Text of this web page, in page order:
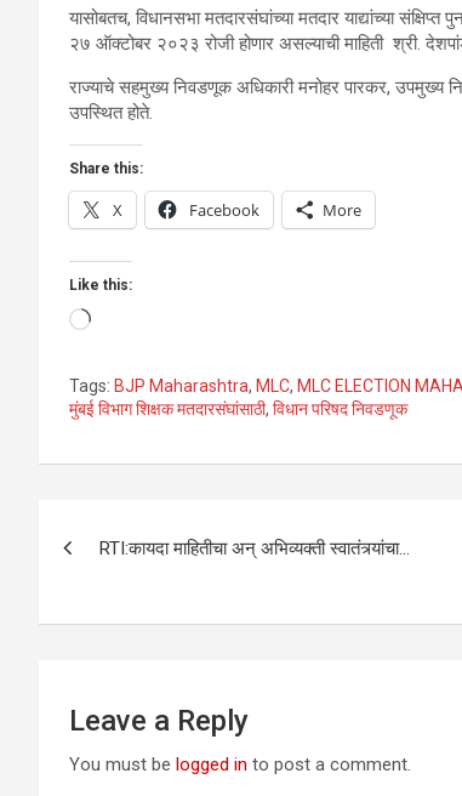
यासोबतच, विधानसभा मतदारसंघांच्या मतदार याद्यांच्या
२७ ऑक्टोबर २०२३ रोजी होणार असल्याची माहिती श्री. देशपांडे
राज्याचे सहमुख्य निवडणूक अधिकारी मनोहर पारकर, उपमुख्य
उपस्थित होते.
Share this:
X Facebook More
Like this:
Loading…
Tags: BJP Maharashtra, MLC, MLC ELECTION MAHA
मुंबई विभाग शिक्षक मतदारसंघांसाठी, विधान परिषद निवडणूक
RTI:कायदा माहितीचा अन् अभिव्यक्ती स्वातंत्र्यांचा…
Leave a Reply
You must be logged in to post a comment.